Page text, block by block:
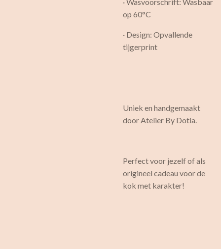
op 60°C
· Design: Opvallende
tijgerprint
Uniek en handgemaakt
door Atelier By Dotia.
Perfect voor jezelf of als
origineel cadeau voor de
kok met karakter!